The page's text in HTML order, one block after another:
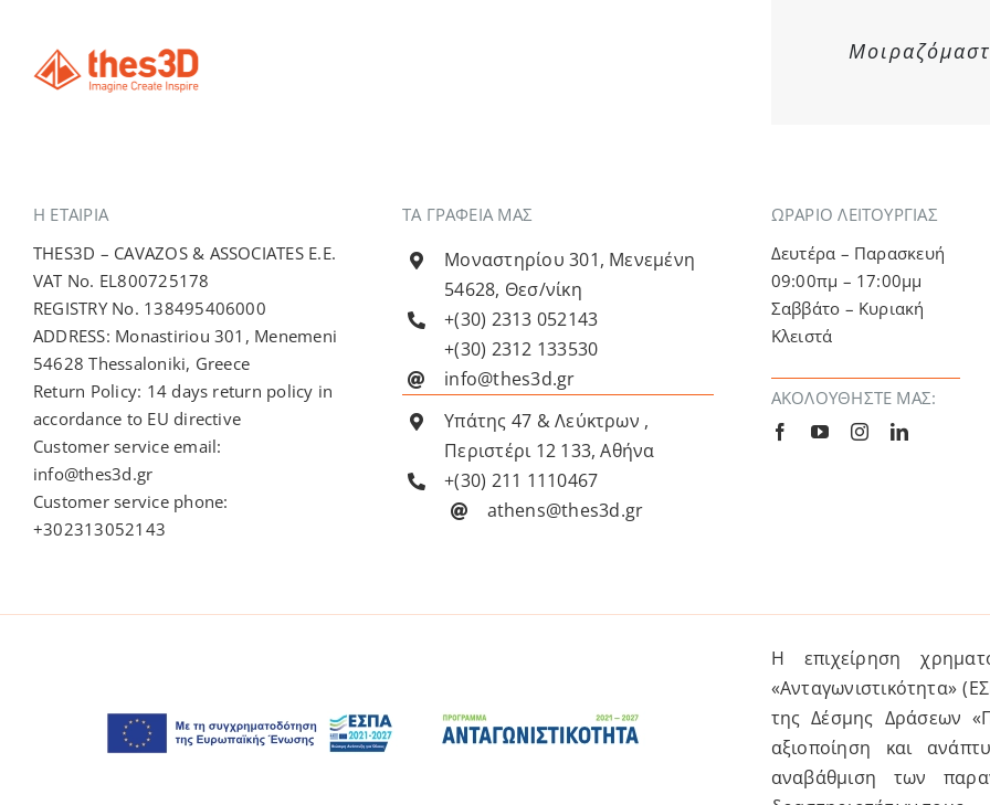
Η ΕΤΑΙΡΊΑ
THES3D – CAVAZOS & ASSOCIATES E.E.
VAT No. EL800725178
REGISTRY No. 138495406000
ADDRESS: Monastiriou 301, Menemeni
54628 Thessaloniki, Greece
Return Policy: 14 days return policy in
accordance to EU directive
Customer service email:
info@thes3d.gr
Customer service phone:
+302313052143
ΤΑ ΓΡΑΦΕΙΑ ΜΑΣ
Μοναστηρίου 301, Μενεμένη
54628, Θεσ/νίκη
+(30) 2313 052143
+(30) 2312 133530
info@thes3d.gr
Υπάτης 47 & Λεύκτρων ,
Περιστέρι 12 133, Αθήνα
+(30) 211 1110467
athens@thes3d.gr
ΩΡΑΡΙΟ ΛΕΙΤΟΥΡΓΙΑΣ
Δευτέρα – Παρασκευή
09:00πμ – 17:00μμ
Σαββάτο – Κυριακή
Κλειστά
ΑΚΟΛΟΥΘΉΣΤΕ ΜΑΣ:
Η επιχείρηση
«Ανταγωνιστικότητα»
της Δέσμης Δράσεων
αξιοποίηση και
αναβάθμιση των